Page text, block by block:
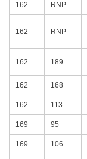
162 RNP
162 RNP
162 189
162 168
162 113
169 95
169 106